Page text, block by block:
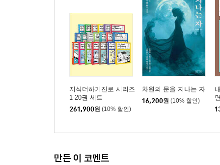
지식더하기진로 시리즈
1-20권 세트
261,900원 (10% 할인)
차원의 문을 지나는 자
16,200원 (10% 할인)
만든 이 코멘트